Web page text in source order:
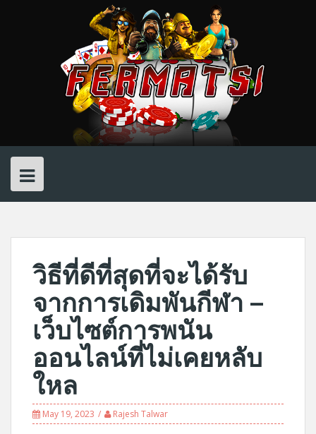
วิธีที่ดีที่สุดที่จะได้รับ
จากการเดิมพันกีฬา –
เว็บไซต์การพนัน
ออนไลน์ที่ไม่เคยหลับ
ใหล
May 19, 2023 Rajesh Talwar